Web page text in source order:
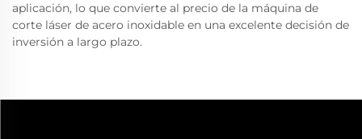
aplicación, lo que convierte al precio de la máquina de
corte láser de acero inoxidable en una excelente decisión de
inversión a largo plazo.